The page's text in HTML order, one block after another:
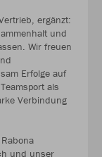
ergänzt:
und
Wir freuen
Erfolge auf
als
Verbindung
und unser